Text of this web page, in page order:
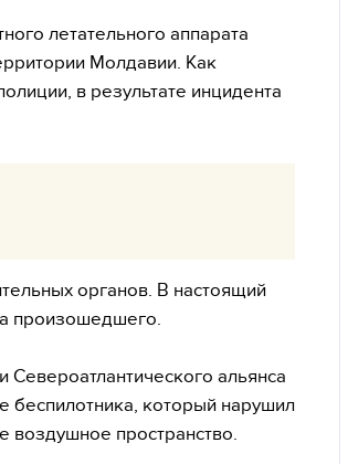
летательного аппарата
Молдавии. Как
в результате инцидента
органов. В настоящий
произошедшего.
Североатлантического альянса
беспилотника, который нарушил
воздушное пространство.